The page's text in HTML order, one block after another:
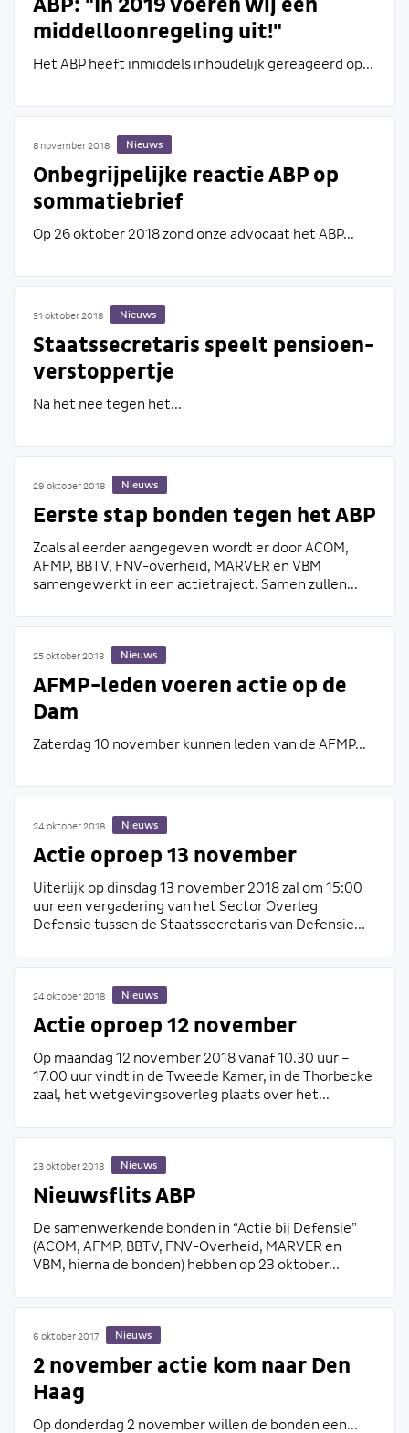
ABP: "In 2019 voeren wij een
middelloonregeling uit!"
Het ABP heeft inmiddels inhoudelijk gereageerd op...
8 november 2018 Nieuws
Onbegrijpelijke reactie ABP op
sommatiebrief
Op 26 oktober 2018 zond onze advocaat het ABP...
31 oktober 2018 Nieuws
Staatssecretaris speelt pensioen-
verstoppertje
Na het nee tegen het...
29 oktober 2018 Nieuws
Eerste stap bonden tegen het ABP
Zoals al eerder aangegeven wordt er door ACOM,
AFMP, BBTV, FNV-overheid, MARVER en VBM
samengewerkt in een actietraject. Samen zullen...
25 oktober 2018 Nieuws
AFMP-leden voeren actie op de
Dam
Zaterdag 10 november kunnen leden van de AFMP...
24 oktober 2018 Nieuws
Actie oproep 13 november
Uiterlijk op dinsdag 13 november 2018 zal om 15:00
uur een vergadering van het Sector Overleg
Defensie tussen de Staatssecretaris van Defensie...
24 oktober 2018 Nieuws
Actie oproep 12 november
Op maandag 12 november 2018 vanaf 10.30 uur –
17.00 uur vindt in de Tweede Kamer, in de Thorbecke
zaal, het wetgevingsoverleg plaats over het...
23 oktober 2018 Nieuws
Nieuwsflits ABP
De samenwerkende bonden in “Actie bij Defensie”
(ACOM, AFMP, BBTV, FNV-Overheid, MARVER en
VBM, hierna de bonden) hebben op 23 oktober...
6 oktober 2017 Nieuws
2 november actie kom naar Den
Haag
Op donderdag 2 november willen de bonden een...